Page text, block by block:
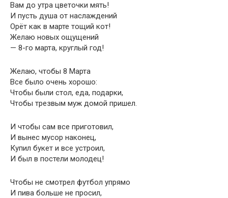
Вам до утра цветочки мять!
И пусть душа от наслаждений
Орёт как в марте тощий кот!
Желаю новых ощущений
— 8-го марта, круглый год!
Желаю, чтобы 8 Марта
Все было очень хорошо:
Чтобы были стол, еда, подарки,
Чтобы трезвым муж домой пришел.
И чтобы сам все приготовил,
И вынес мусор наконец,
Купил букет и все устроил,
И был в постели молодец!
Чтобы не смотрел футбол упрямо
И пива больше не просил,